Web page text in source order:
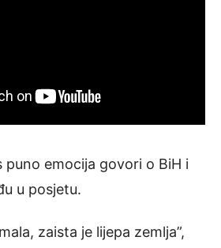
puno emocija govori o BiH i
u posjetu.
zaista je lijepa zemlja”,